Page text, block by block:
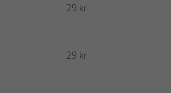
29 kr
29 kr